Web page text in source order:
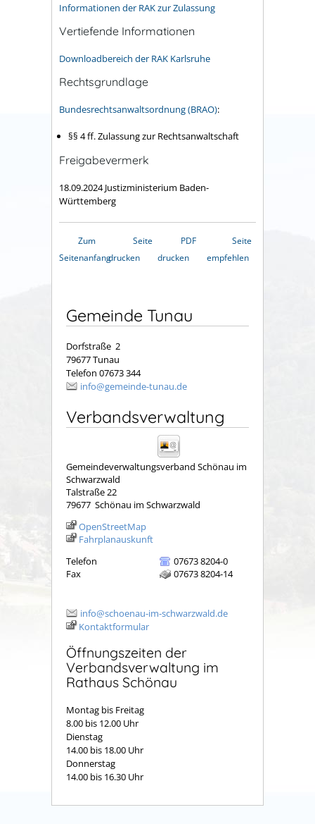
Informationen der RAK zur Zulassung
Vertiefende Informationen
Downloadbereich der RAK Karlsruhe
Rechtsgrundlage
Bundesrechtsanwaltsordnung (BRAO):
§§ 4 ff. Zulassung zur Rechtsanwaltschaft
Freigabevermerk
18.09.2024 Justizministerium Baden-
Württemberg
Zum
Seitenanfang
Seite
drucken
PDF
drucken
Seite
empfehlen
Gemeinde Tunau
Dorfstraße 2
79677 Tunau
Telefon 07673 344
info@gemeinde-tunau.de
Verbandsverwaltung
Gemeindeverwaltungsverband Schönau im
Schwarzwald
Talstraße 22
79677 Schönau im Schwarzwald
OpenStreetMap
Fahrplanauskunft
Telefon
07673 8204-0
Fax
07673 8204-14
info@schoenau-im-schwarzwald.de
Kontaktformular
Öffnungszeiten der
Verbandsverwaltung im
Rathaus Schönau
Montag bis Freitag
8.00 bis 12.00 Uhr
Dienstag
14.00 bis 18.00 Uhr
Donnerstag
14.00 bis 16.30 Uhr